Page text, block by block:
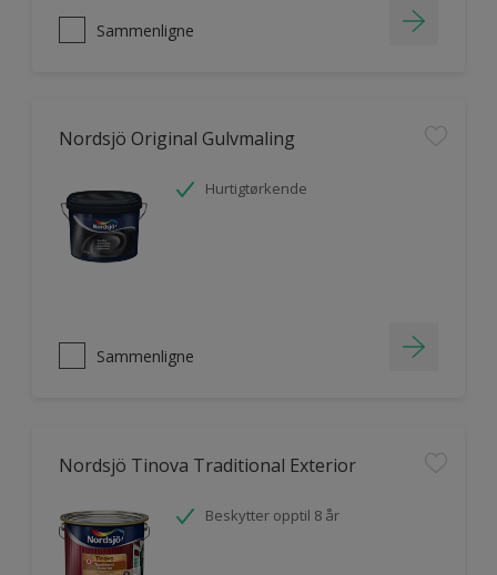
Sammenligne
Nordsjö Original Gulvmaling
Hurtigtørkende
Sammenligne
Nordsjö Tinova Traditional Exterior
Beskytter opptil 8 år